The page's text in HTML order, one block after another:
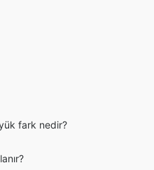
fark nedir?